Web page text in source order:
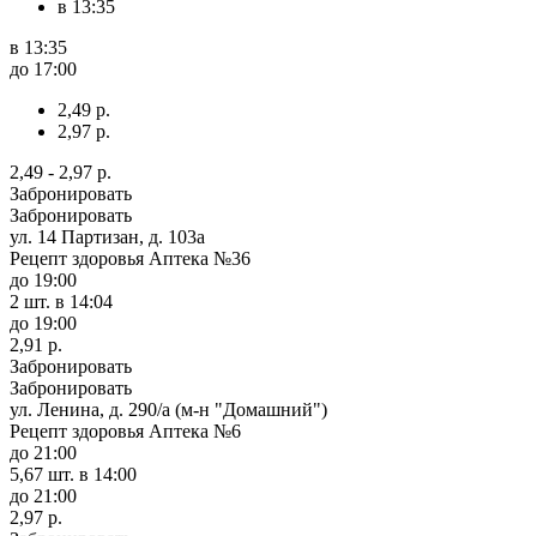
в 13:35
в 13:35
до 17:00
2,49 р.
2,97 р.
2,49 - 2,97 р.
Забронировать
Забронировать
ул. 14 Партизан, д. 103а
Рецепт здоровья Аптека №36
до 19:00
2 шт. в 14:04
до 19:00
2,91 р.
Забронировать
Забронировать
ул. Ленина, д. 290/а (м-н "Домашний")
Рецепт здоровья Аптека №6
до 21:00
5,67 шт. в 14:00
до 21:00
2,97 р.